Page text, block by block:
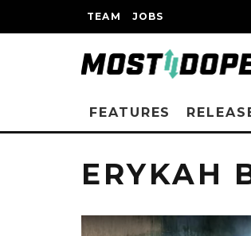
TEAM JOBS
FEATURES
ERYKAH